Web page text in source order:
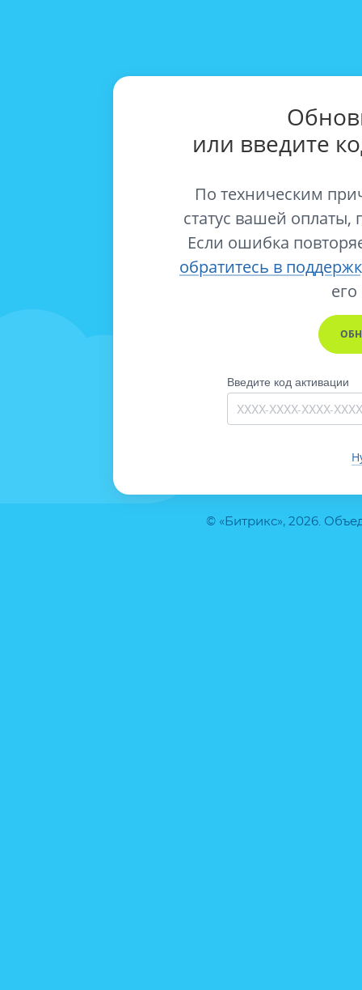
© «Битрикс», 2026.
или введите
По техническим
статус вашей оплаты,
Если ошибка
обратитесь в
его
Введите код активации